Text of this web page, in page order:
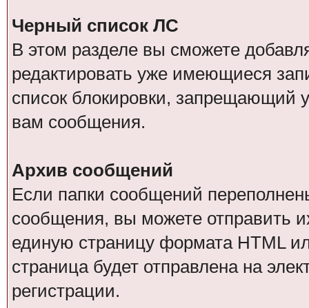
Черный список ЛС
В этом разделе вы сможете
редактировать уже имеющиеся
список блокировки, запрещающий
вам сообщения.
Архив сообщений
Если папки сообщений
сообщения, вы можете отправить
единую страницу формата HTML
страница будет отправлена на
регистрации.